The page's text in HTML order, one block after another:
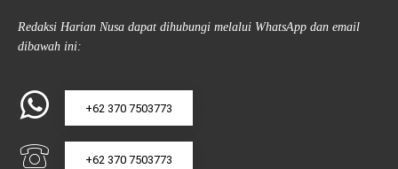
Redaksi Harian Nusa dapat dihubungi melalui WhatsApp dan email
dibawah ini:
+62 370 7503773
+62 370 7503773